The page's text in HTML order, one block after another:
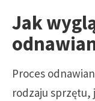
Jak
Proces
rodzaju